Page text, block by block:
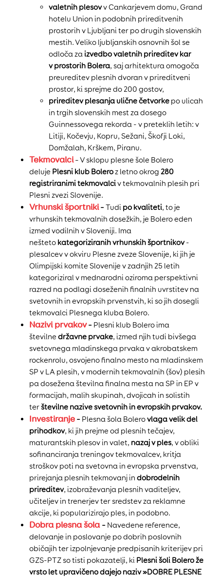
valetnih plesovv Cankarjevem domu, Grand
hotelu Union in podobnih prireditvenih
prostorih v Ljubljani ter po drugih slovenskih
mestih. Veliko ljubljanskih osnovnih šol se
odloča za izvedbo valetnih prireditev kar
v prostorih Bolera, saj arhitektura omogoča
preureditev plesnih dvoran v prireditveni
prostor, ki sprejme do 200 gostov,
prireditev plesanja ulične četvorke po ulicah
in trgih slovenskih mest za dosego
Guinnessovega rekorda - v preteklih letih: v
Litiji, Kočevju, Kopru, Sežani, Škofji Loki,
Domžalah, Krškem, Piranu.
Tekmovalci– V sklopu plesne šole Bolero
deluje Plesni klub Boleroz letno okrog 280
registriranimi tekmovalciv tekmovalnih plesih pri
Plesni zvezi Slovenije.
Vrhunski športniki–Tudi po kvaliteti, to je
vrhunskih tekmovalnih dosežkih, je Bolero eden
izmed vodilnih v Sloveniji. Ima
nešteto kategoriziranih vrhunskih športnikov-
plesalcev v okviru Plesne zveze Slovenije, ki jih je
Olimpijski komite Slovenije v zadnjih 25 letih
kategoriziral v mednarodni oziroma perspektivni
razred na podlagi doseženih finalnih uvrstitev na
svetovnih in evropskih prvenstvih, ki so jih dosegli
tekmovalci Plesnega kluba Bolero.
Nazivi prvakov– Plesni klub Bolero ima
številne državne prvake, izmed njih tudi bivšega
svetovnega mladinskega prvaka v akrobatskem
rockenrolu, osvojeno finalno mesto na mladinskem
SP v LA plesih, v modernih tekmovalnih (šov) plesih
pa dosežena številna finalna mesta na SP in EP v
formacijah, malih skupinah, dvojicah in solistih
terštevilne nazive svetovnih in evropskih prvakov.
Investiranje – Plesna šola Bolerovlaga velik del
prihodkov, ki jih prejme od plesnih tečajev,
maturantskih plesov in valet, nazaj v ples, v obliki
sofinanciranja treningov tekmovalcev, kritja
stroškov poti na svetovna in evropska prvenstva,
prirejanja plesnih tekmovanj in dobrodelnih
prireditev, izobraževanja plesnih vaditeljev,
učiteljev in trenerjev ter sredstev za reklamne
akcije, ki popularizirajo ples, in podobno.
Dobra plesna šola – Navedene reference,
delovanje in poslovanje po dobrih poslovnih
običajih ter izpolnjevanje predpisanih kriterijev pri
GZS-PTZ so tisti pokazatelji, ki Plesni šoli Bolero že
vrsto let upravičeno dajejo naziv »DOBRE PLESNE